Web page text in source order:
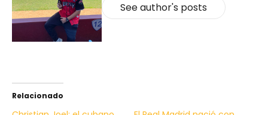
See author's posts
Relacionado